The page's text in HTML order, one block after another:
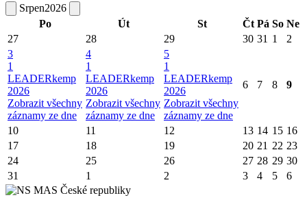
Srpen2026
Po
Út St Čt Pá So Ne
27
28 29 30 31 1
2
3
1
LEADERkemp
2026
Zobrazit všechny
záznamy ze dne
4
1
LEADERkemp
2026
Zobrazit všechny
záznamy ze dne
5
1
LEADERkemp
2026
Zobrazit všechny
záznamy ze dne
6 7 8 9
10 11 12 13 14 15 16
17
18 19 20 21 22 23
24
25 26 27 28 29 30
31
1 2 3 4 5 6